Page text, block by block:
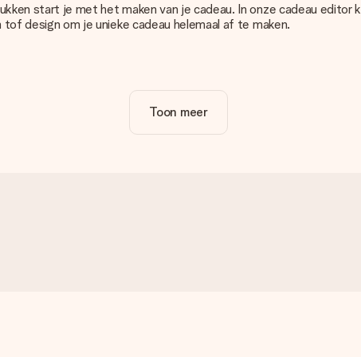
start je met het maken van je cadeau. In onze cadeau
design om je unieke cadeau helemaal af te maken.
Daarom is het belangrijk om foto's van hoge kwaliteit te
dat je wilt bestellen. Zij kunnen de kwaliteit dan voor je
kleur, maar je ziet die niet op de website staan? Neem
in?
Toon meer